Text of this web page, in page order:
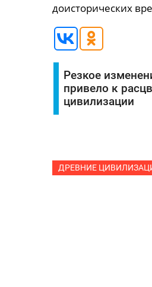
доисторических
Резкое
привело к
цивилизации
ДРЕВНИЕ